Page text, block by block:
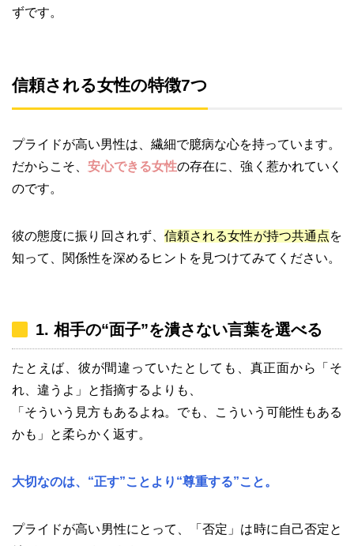
ずです。
信頼される女性の特徴7つ
プライドが高い男性は、繊細で臆病な心を持っています。
だからこそ、安心できる女性の存在に、強く惹かれていく
のです。
彼の態度に振り回されず、 信頼される女性が持つ共通点を
知って、関係性を深めるヒントを見つけてみてください。
1. 相手の“面子”を潰さない言葉を選べる
たとえば、彼が間違っていたとしても、真正面から「そ
れ、違うよ」と指摘するよりも、
「そういう見方もあるよね。でも、こういう可能性もある
かも」と柔らかく返す。
大切なのは、“正す”ことより“尊重する”こと。
プライドが高い男性にとって、「否定」は時に自己否定と